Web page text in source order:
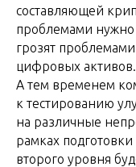
составляющей
проблемами нужно
грозят
цифровых активов.
А тем временем
к тестированию
на различные
рамках
второго уровня